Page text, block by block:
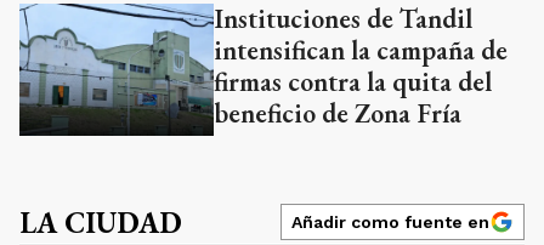
Instituciones de Tandil
intensifican la campaña de
firmas contra la quita del
beneficio de Zona Fría
LA CIUDAD Añadir como fuente en